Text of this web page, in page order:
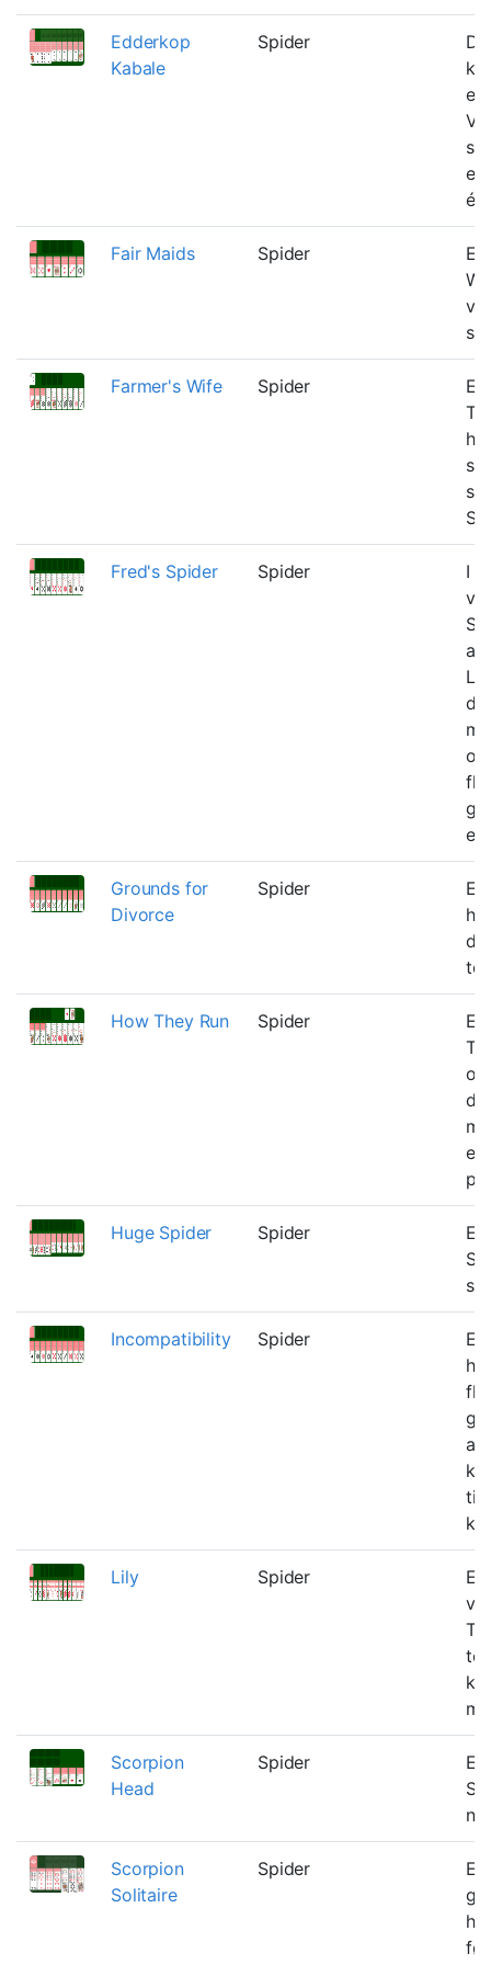
Edderkop
Kabale
Spider
er
én
Fair Maids Spider
vi
Farmer's Wife Spider
Fred's Spider Spider
I
af
Grounds for
Divorce
Spider
Et
How They Run Spider
Huge Spider Spider
Incompatibility Spider
Et
ad
til
Lily Spider
Scorpion
Head
Spider
Scorpion
Solitaire
Spider
Et